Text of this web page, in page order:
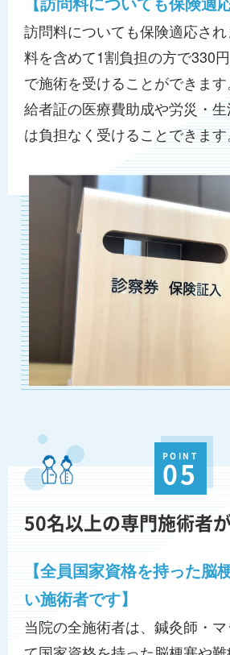
訪問料についても保険適応さ
料を含めて1割負担の方で330
で施術を受けることができま
給者証の医療費助成や労災・
は負担なく受けることできま
POINT
05
50名以上の専門施術者
【全員国家資格を持った脳
い施術者です】
当院の全施術者は、鍼灸師・